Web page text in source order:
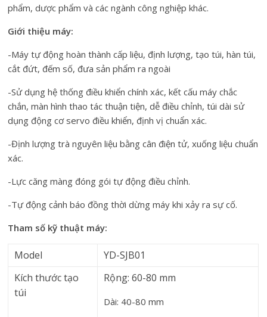
phẩm, dược phẩm và các ngành công nghiệp khác.
Giới thiệu máy:
-Máy tự động hoàn thành cấp liệu, định lượng, tạo túi, hàn túi,
cắt đứt, đếm số, đưa sản phẩm ra ngoài
-Sử dụng hệ thống điều khiển chính xác, kết cấu máy chắc
chắn, màn hình thao tác thuận tiện, dễ điều chỉnh, túi dài sử
dụng động cơ servo điều khiển, định vị chuẩn xác.
-Định lượng trà nguyên liệu bằng cân điện tử, xuống liệu chuẩn
xác.
-Lực căng màng đóng gói tự động điều chỉnh.
-Tự động cảnh báo đồng thời dừng máy khi xảy ra sự cố.
Tham số kỹ thuật máy:
Model
YD-SJB01
Kích thước tạo
túi
Rộng: 60-80 mm
Dài: 40-80 mm